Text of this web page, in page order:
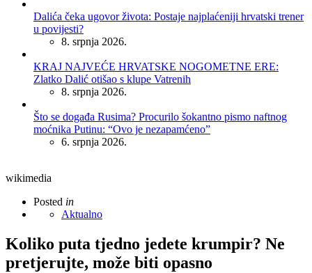
Dalića čeka ugovor života: Postaje najplaćeniji hrvatski trener
u povijesti?
8. srpnja 2026.
KRAJ NAJVEĆE HRVATSKE NOGOMETNE ERE:
Zlatko Dalić otišao s klupe Vatrenih
8. srpnja 2026.
Što se događa Rusima? Procurilo šokantno pismo naftnog
moćnika Putinu: “Ovo je nezapamćeno”
6. srpnja 2026.
wikimedia
Posted in
Aktualno
Koliko puta tjedno jedete krumpir? Ne
pretjerujte, može biti opasno